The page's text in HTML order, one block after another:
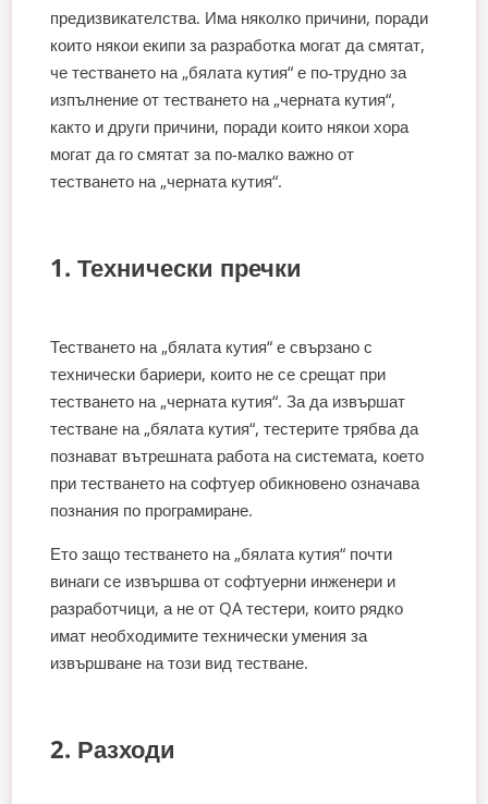
предизвикателства. Има няколко причини, поради
които някои екипи за разработка могат да смятат,
че тестването на „бялата кутия“ е по-трудно за
изпълнение от тестването на „черната кутия“,
както и други причини, поради които някои хора
могат да го смятат за по-малко важно от
тестването на „черната кутия“.
1. Технически пречки
Тестването на „бялата кутия“ е свързано с
технически бариери, които не се срещат при
тестването на „черната кутия“. За да извършат
тестване на „бялата кутия“, тестерите трябва да
познават вътрешната работа на системата, което
при тестването на софтуер обикновено означава
познания по програмиране.
Ето защо тестването на „бялата кутия“ почти
винаги се извършва от софтуерни инженери и
разработчици, а не от QA тестери, които рядко
имат необходимите технически умения за
извършване на този вид тестване.
2. Разходи